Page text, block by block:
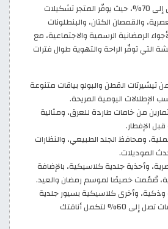
والعملية بخصومات تصل إلى 70%، حيث يوفّر المتجر تشكيلات
والقمصان الكتان، والبنطلونات
الرمضانية الرسمية والاجتماعية، مع
التي توفّر الراحة والتهوية طوال فترات
القطن والبولو بياقات متنوعة
الإطلالات اليومية المريحة.
من خامات طاردة للعرق، ومثالية
الإفطار.
ومحافظ الجلد الطبيعي، والنظارات
الموديلات.
وأحذية جلدية كلاسيكية، بالإضافة
صُمّمت خصيصًا لموسم رمضان والعيد.
وأخرى كلاسيكية بسيور جلدية
ومعدنية بخصومات تصل إلى 60% لتكمل أناقتك